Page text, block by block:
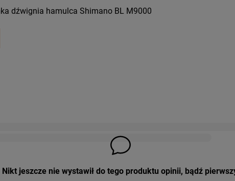
dźwignia hamulca Shimano BL M9000
Nikt jeszcze nie wystawił do tego produktu opinii, bądź